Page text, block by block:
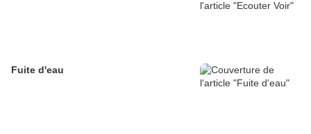
Fuite d'eau